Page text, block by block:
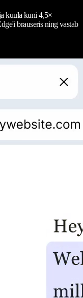
kuula kuni 4,5×
brauseris ning vastab